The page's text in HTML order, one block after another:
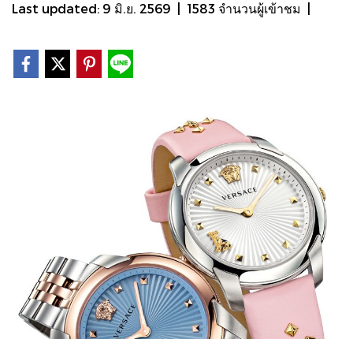
Last updated: 9 มิ.ย. 2569 1583 จำนวนผู้เข้าชม